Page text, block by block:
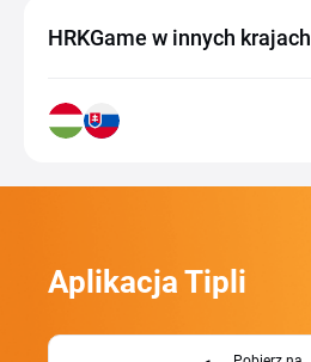
HRKGame w innych krajach
Aplikacja Tipli